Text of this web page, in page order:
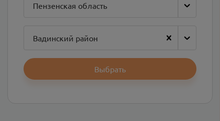
Пензенская область
Вадинский район
Выбрать